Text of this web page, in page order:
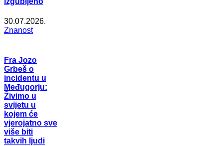
30.07.2026.
Znanost
Fra Jozo
Grbeš o
incidentu u
Međugorju:
Živimo u
svijetu u
kojem će
vjerojatno sve
više biti
takvih ljudi